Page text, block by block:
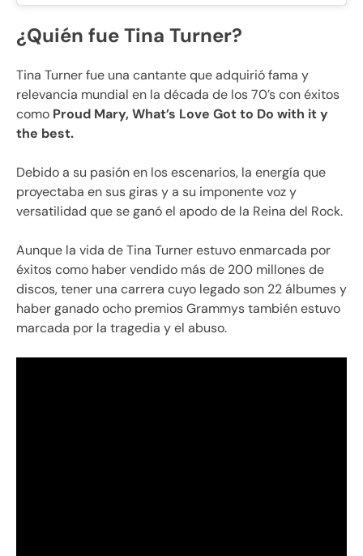
¿Quién fue Tina Turner?
Tina Turner fue una cantante que adquirió fama y
relevancia mundial en la década de los 70’s con éxitos
como Proud Mary, What’s Love Got to Do with it y
the best.
Debido a su pasión en los escenarios, la energía que
proyectaba en sus giras y a su imponente voz y
versatilidad que se ganó el apodo de la Reina del Rock.
Aunque la vida de Tina Turner estuvo enmarcada por
éxitos como haber vendido más de 200 millones de
discos, tener una carrera cuyo legado son 22 álbumes y
haber ganado ocho premios Grammys también estuvo
marcada por la tragedia y el abuso.